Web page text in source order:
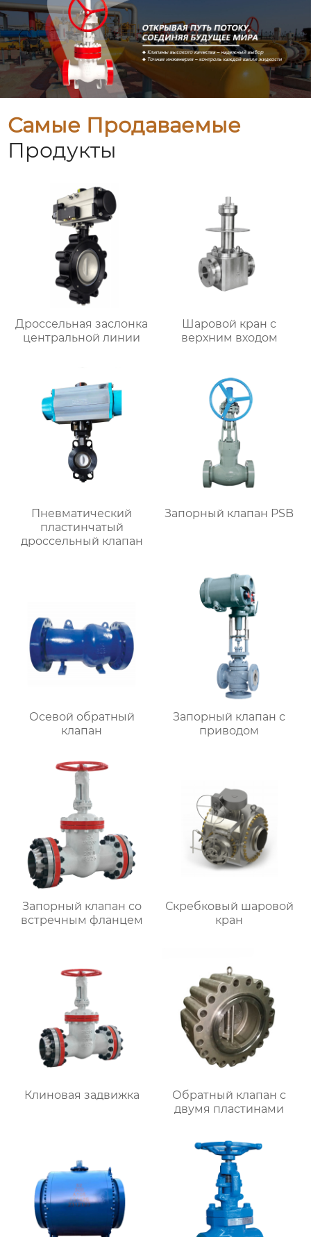
Самые Продаваемые
Продукты
Дроссельная заслонка
центральной линии
Шаровой кран с
верхним входом
Пневматический
пластинчатый
дроссельный клапан
Запорный клапан PSB
Осевой обратный
клапан
Запорный клапан с
приводом
Запорный клапан со
встречным фланцем
Скребковый шаровой
кран
Клиновая задвижка
Обратный клапан с
двумя пластинами